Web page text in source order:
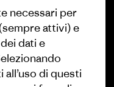
di affiliazione
Mappa del
necessari per
attivi) e
dati e
di questi